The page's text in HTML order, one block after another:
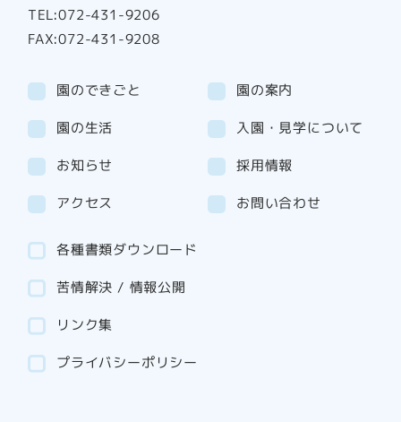
TEL:072-431-9206
FAX:072-431-9208
園のできごと 園の案内
園の生活 入園・見学について
お知らせ
採用情報
アクセス
お問い合わせ
各種書類ダウンロード
苦情解決 / 情報公開
リンク集
プライバシーポリシー